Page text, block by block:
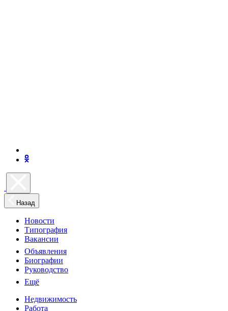
Назад
Новости
Типография
Вакансии
Объявления
Биографии
Руководство
Ещё
Недвижимость
Работа